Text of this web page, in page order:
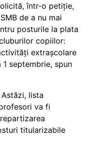
într-o petiție,
de a nu mai
posturile la plata
copiilor:
extrașcolare
septembrie, spun
lista
va fi
titularizabile